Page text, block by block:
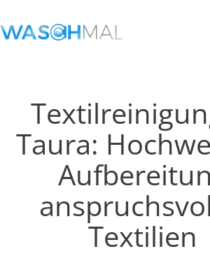
Taura:
Textilien